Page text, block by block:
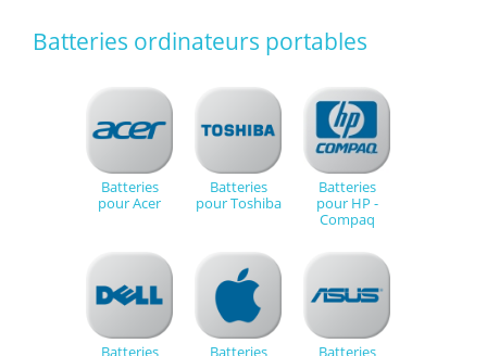
Batteries ordinateurs portables
Batteries
pour Acer
Batteries
pour Toshiba
Batteries
pour HP -
Compaq
Batteries
Batteries
Batteries